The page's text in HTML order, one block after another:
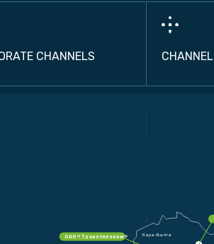
CHANNELS
Кара-Балта
ОАО «Транстелеком»